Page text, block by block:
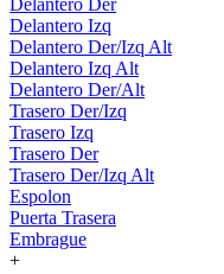
Delantero Der
Delantero Izq
Delantero Der/Izq Alt
Delantero Izq Alt
Delantero Der/Alt
Trasero Der/Izq
Trasero Izq
Trasero Der
Trasero Der/Izq Alt
Espolon
Puerta Trasera
Embrague
+